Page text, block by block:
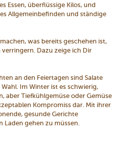
Essen, überflüssige Kilos, und
Allgemeinbefinden und ständige
was bereits geschehen ist,
Dazu zeige ich Dir
an den Feiertagen sind Salate
Im Winter ist es schwierig,
aber Tiefkühlgemüse oder Gemüse
Kompromiss dar. Mit ihrer
gesunde Gerichte
gehen zu müssen.